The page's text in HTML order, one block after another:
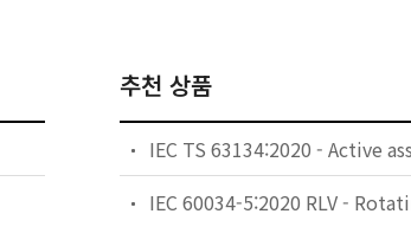
추천 상품